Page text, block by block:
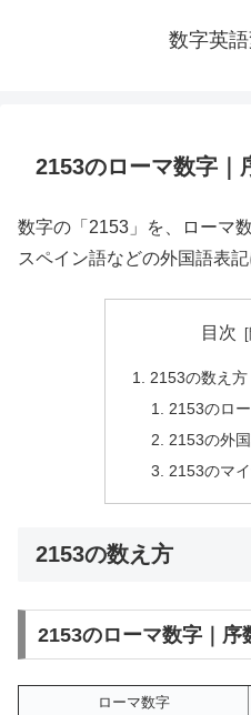
数字英
2153のローマ数字｜
数字の「2153」を、ローマ
スペイン語などの外国語表記
目次
2153の数え方
2153のロ
2153の外
2153のマ
2153の数え方
2153のローマ数字｜序
ローマ数字